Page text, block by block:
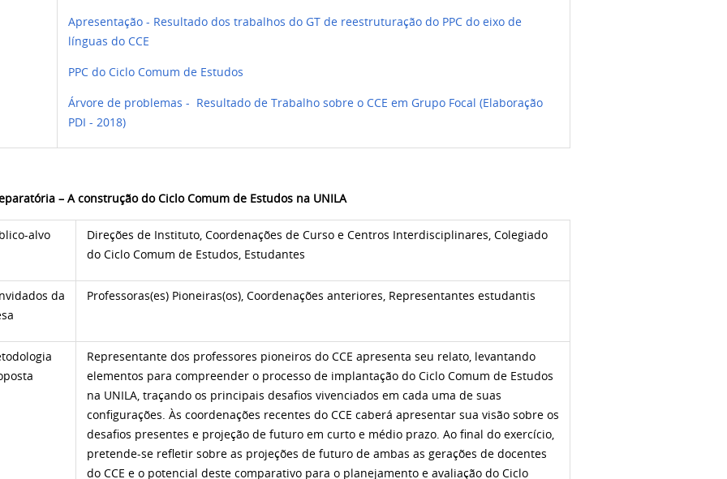
Apresentação - Resultado dos trabalhos do GT de reestruturação do PPC do eixo de
línguas do CCE
PPC do Ciclo Comum de Estudos
Árvore de problemas - Resultado de Trabalho sobre o CCE em Grupo Focal (Elaboração
PDI - 2018)
– A construção do Ciclo Comum de Estudos na UNILA
alvo
Direções de Instituto, Coordenações de Curso e Centros Interdisciplinares, Colegiado
do Ciclo Comum de Estudos, Estudantes
da
Professoras(es) Pioneiras(os), Coordenações anteriores, Representantes estudantis
Representante dos professores pioneiros do CCE apresenta seu relato, levantando
elementos para compreender o processo de implantação do Ciclo Comum de Estudos
na UNILA, traçando os principais desafios vivenciados em cada uma de suas
configurações. Às coordenações recentes do CCE caberá apresentar sua visão sobre os
desafios presentes e projeção de futuro em curto e médio prazo. Ao final do exercício,
pretende-se refletir sobre as projeções de futuro de ambas as gerações de docentes
do CCE e o potencial deste comparativo para o planejamento e avaliação do Ciclo